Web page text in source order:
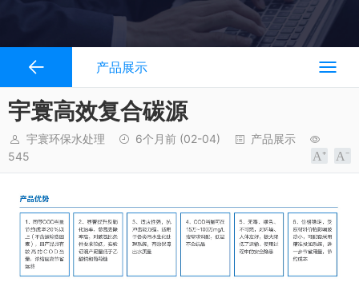
产品展示
宇寰高效复合碳源
宇寰环保水处理 6个月前 (02-04)
产品展示
545